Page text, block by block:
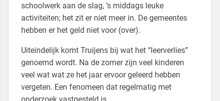
schoolwerk aan de slag, ’s middags leuke
activiteiten; het zit er niet meer in. De gemeentes
hebben er het geld niet voor (over).
Uiteindelijk komt Truijens bij wat het “leerverlies”
genoemd wordt. Na de zomer zijn veel kinderen
veel wat wat ze het jaar ervoor geleerd hebben
vergeten. Een fenomeen dat regelmatig met